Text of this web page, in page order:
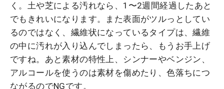
く。土や芝による汚れなら、1〜2週間経過したあと
でもきれいになります。また表面がツルっとしてい
るのではなく、繊維状になっているタイプは、繊維
の中に汚れが入り込んでしまったら、もうお手上げ
ですね。あと素材の特性上、シンナーやベンジン、
アルコールを使うのは素材を傷めたり、色落ちにつ
ながるのでNGです。